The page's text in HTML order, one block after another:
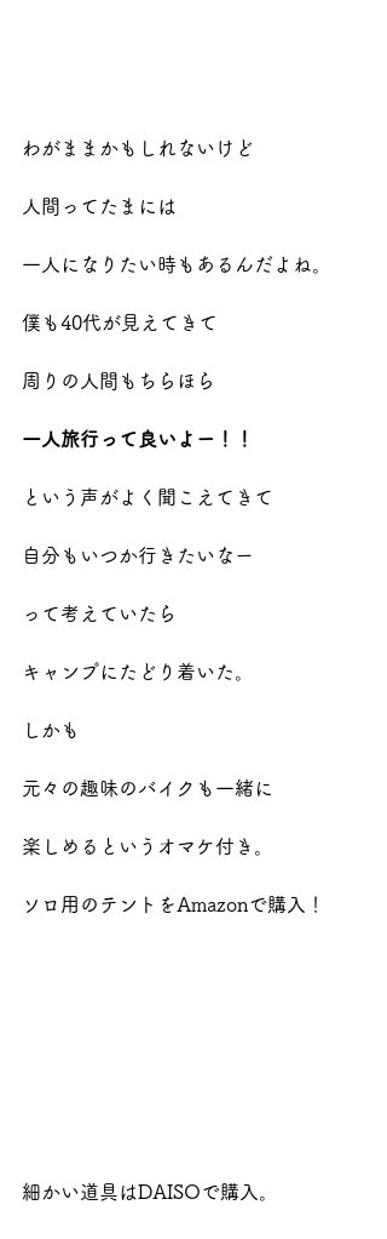
わがままかもしれないけど
人間ってたまには
一人になりたい時もあるんだよね。
僕も40代が見えてきて
周りの人間もちらほら
一人旅行って良いよー！！
という声がよく聞こえてきて
自分もいつか行きたいなー
って考えていたら
キャンプにたどり着いた。
しかも
元々の趣味のバイクも一緒に
楽しめるというオマケ付き。
ソロ用のテントをAmazonで購入！
細かい道具はDAISOで購入。